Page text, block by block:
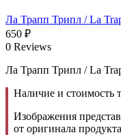
Ла Трапп Трипл / La
650 ₽
0 Reviews
Ла Трапп Трипл / La
Наличие и стоимость
Изображения
от оригинала продукта